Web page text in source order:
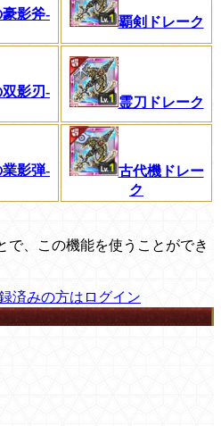
影斧-
覇剣ドレーク
影刃-
霊刀ドレーク
影弾-
古代機ドレー
ク
で、この機能を使うことができ
済みの方はログイン